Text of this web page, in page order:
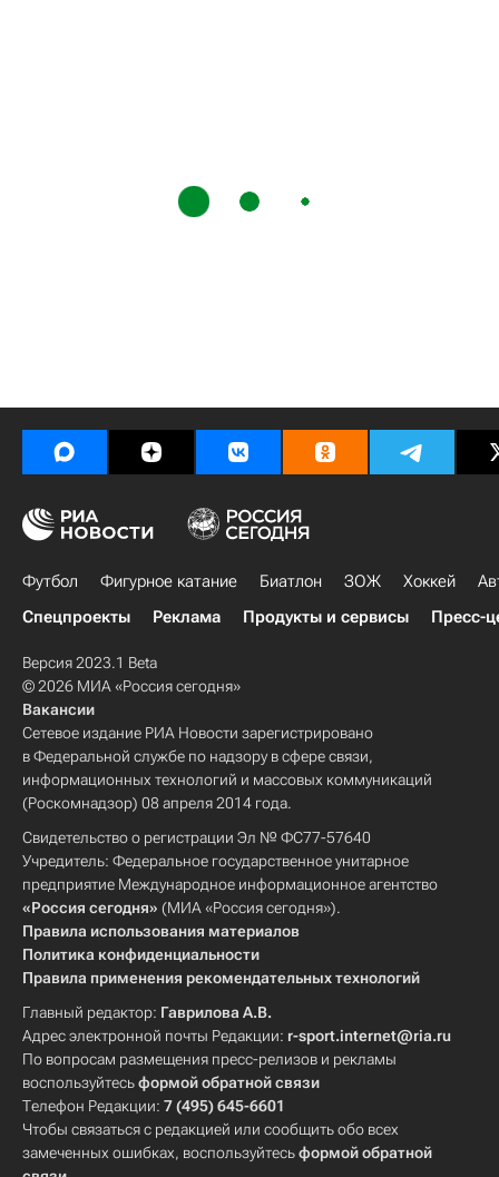
Футбол Фигурное катание Биатлон ЗОЖ Хоккей
Спецпроекты
Реклама Продукты и сервисы Пресс-
Версия 2023.1 Beta
© 2026 МИА «Россия сегодня»
Вакансии
Сетевое издание РИА Новости зарегистрировано
в Федеральной службе по надзору в сфере связи,
информационных технологий и массовых коммуникаций
(Роскомнадзор) 08 апреля 2014 года.
Свидетельство о регистрации Эл № ФС77-57640
Учредитель: Федеральное государственное унитарное
предприятие Международное информационное агентство
«Россия сегодня» (МИА «Россия сегодня»).
Правила использования материалов
Политика конфиденциальности
Правила применения рекомендательных технологий
Главный редактор: Гаврилова А.В.
Адрес электронной почты Редакции: r-sport.internet@ria.ru
По вопросам размещения пресс-релизов и рекламы
воспользуйтесьформой обратной связи
Телефон Редакции: 7 (495) 645-6601
Чтобы связаться с редакцией или сообщить обо всех
замеченных ошибках, воспользуйтесьформой обратной